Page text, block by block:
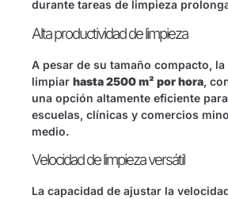
durante tareas de limpieza
Alta productividad de limpieza
A pesar de su tamaño compacto, la
limpiar hasta 2500 m² por hora,
una opción altamente eficiente
escuelas, clínicas y comercios
medio.
Velocidad de limpieza versátil
La capacidad de ajustar la